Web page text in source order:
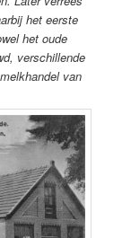
het eerste
het oude
verschillende
van